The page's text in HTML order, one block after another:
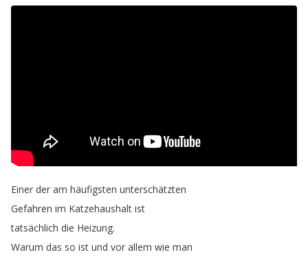
Einer der am häufigsten unterschätzten
Gefahren im Katzehaushalt ist
tatsächlich die Heizung.
Warum das so ist und vor allem wie man